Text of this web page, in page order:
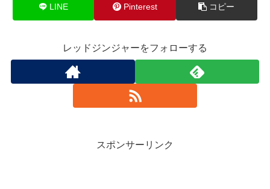
LINE Pinterest コピー
レッドジンジャーをフォローする
スポンサーリンク